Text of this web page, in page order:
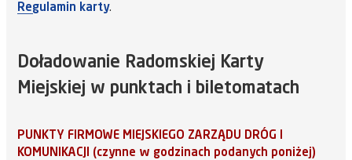
Regulamin karty.
Doładowanie Radomskiej Karty
Miejskiej w punktach i biletomatach
PUNKTY FIRMOWE MIEJSKIEGO ZARZĄDU DRÓG I
KOMUNIKACJI (czynne w godzinach podanych poniżej)